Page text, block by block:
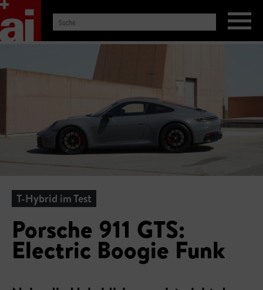
T-Hybrid im Test
Porsche 911 GTS:
Electric Boogie Funk